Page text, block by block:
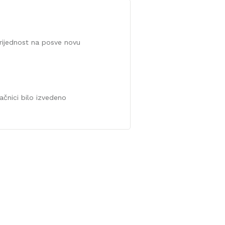
na posve novu
bilo izvedeno